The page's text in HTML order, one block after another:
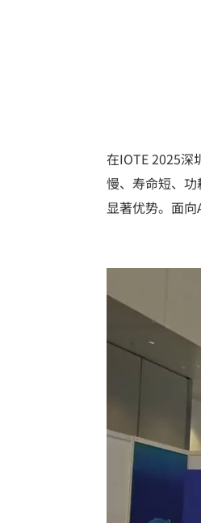
在IOTE 2025深
慢、寿命短、
显著优势。面